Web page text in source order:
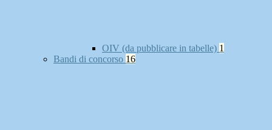
OIV (da pubblicare in tabelle) 1
Bandi di concorso 16